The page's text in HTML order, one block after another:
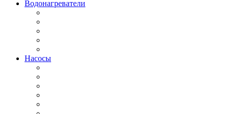
Водонагреватели
Насосы